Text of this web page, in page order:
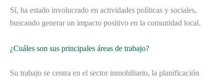
Sí, ha estado involucrado en actividades políticas y sociales,
buscando generar un impacto positivo en la comunidad local.
¿Cuáles son sus principales áreas de trabajo?
Su trabajo se centra en el sector inmobiliario, la planificación